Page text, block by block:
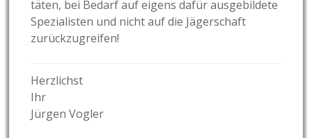
täten, bei Bedarf auf eigens dafür ausgebildete
Spezialisten und nicht auf die Jägerschaft
zurückzugreifen!
Herzlichst
Ihr
Jürgen Vogler